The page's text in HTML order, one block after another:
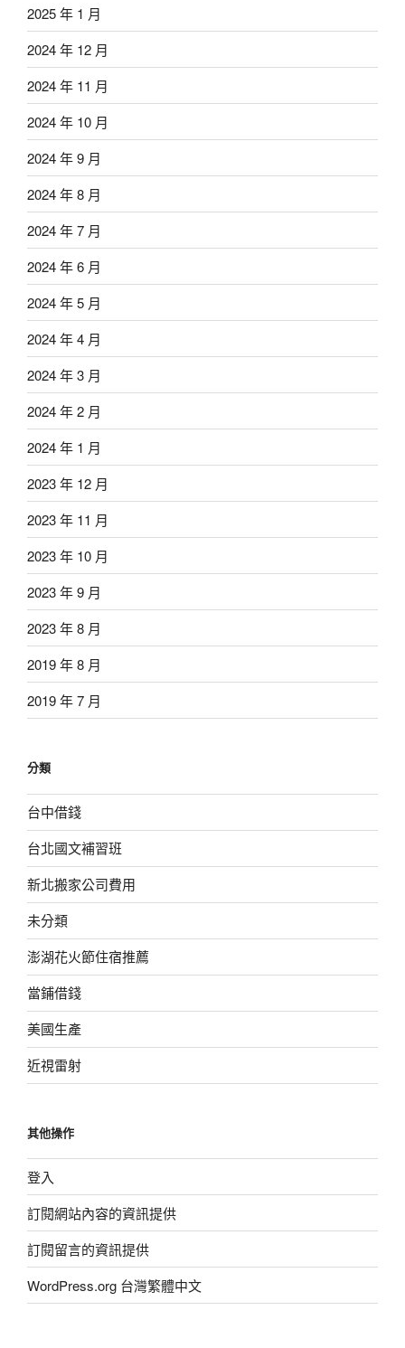
2025 年 1 月
2024 年 12 月
2024 年 11 月
2024 年 10 月
2024 年 9 月
2024 年 8 月
2024 年 7 月
2024 年 6 月
2024 年 5 月
2024 年 4 月
2024 年 3 月
2024 年 2 月
2024 年 1 月
2023 年 12 月
2023 年 11 月
2023 年 10 月
2023 年 9 月
2023 年 8 月
2019 年 8 月
2019 年 7 月
分類
台中借錢
台北國文補習班
新北搬家公司費用
未分類
澎湖花火節住宿推薦
當鋪借錢
美國生產
近視雷射
其他操作
登入
訂閱網站內容的資訊提供
訂閱留言的資訊提供
WordPress.org 台灣繁體中文